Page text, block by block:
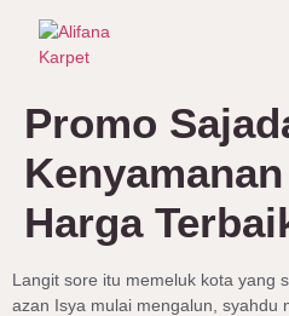
Promo
Harga
Langit sore itu memeluk kota yang
azan Isya mulai mengalun, syahdu